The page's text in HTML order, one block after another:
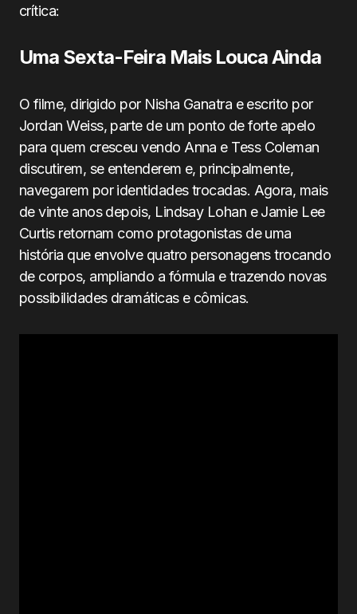
crítica:
Uma Sexta-Feira Mais Louca Ainda
O filme, dirigido por Nisha Ganatra e escrito por
Jordan Weiss, parte de um ponto de forte apelo
para quem cresceu vendo Anna e Tess Coleman
discutirem, se entenderem e, principalmente,
navegarem por identidades trocadas. Agora, mais
de vinte anos depois, Lindsay Lohan e Jamie Lee
Curtis retornam como protagonistas de uma
história que envolve quatro personagens trocando
de corpos, ampliando a fórmula e trazendo novas
possibilidades dramáticas e cômicas.